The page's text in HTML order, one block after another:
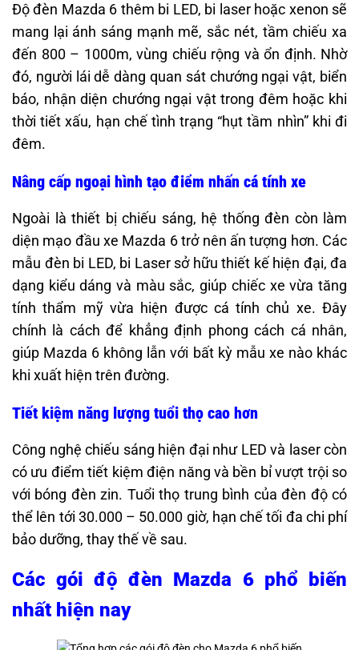
Độ đèn Mazda 6 thêm bi LED, bi laser hoặc xenon sẽ
mang lại ánh sáng mạnh mẽ, sắc nét, tầm chiếu xa
đến 800 – 1000m, vùng chiếu rộng và ổn định. Nhờ
đó, người lái dễ dàng quan sát chướng ngại vật, biển
báo, nhận diện chướng ngại vật trong đêm hoặc khi
thời tiết xấu, hạn chế tình trạng “hụt tầm nhìn” khi đi
đêm.
Nâng cấp ngoại hình tạo điểm nhấn cá tính xe
Ngoài là thiết bị chiếu sáng, hệ thống đèn còn làm
diện mạo đầu xe Mazda 6 trở nên ấn tượng hơn. Các
mẫu đèn bi LED, bi Laser sở hữu thiết kế hiện đại, đa
dạng kiểu dáng và màu sắc, giúp chiếc xe vừa tăng
tính thẩm mỹ vừa hiện được cá tính chủ xe. Đây
chính là cách để khẳng định phong cách cá nhân,
giúp Mazda 6 không lẫn với bất kỳ mẫu xe nào khác
khi xuất hiện trên đường.
Tiết kiệm năng lượng tuổi thọ cao hơn
Công nghệ chiếu sáng hiện đại như LED và laser còn
có ưu điểm tiết kiệm điện năng và bền bỉ vượt trội so
với bóng đèn zin. Tuổi thọ trung bình của đèn độ có
thể lên tới 30.000 – 50.000 giờ, hạn chế tối đa chi phí
bảo dưỡng, thay thế về sau.
Các gói độ đèn Mazda 6 phổ biến
nhất hiện nay